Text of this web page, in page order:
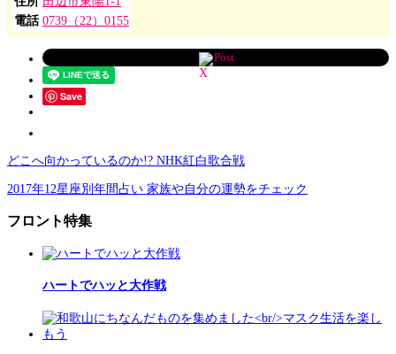
電話 0739（22）0155
Post
Save
どこへ向かっているのか!? NHK紅白歌合戦
2017年12星座別年間占い 家族や自分の運勢をチェック
フロント特集
ハートでハッと大作戦